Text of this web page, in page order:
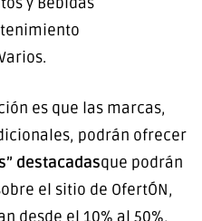
es que las marcas,
podrán ofrecer
destacadasque podrán
el sitio de OfertÓN,
desde el 10% al 50%,